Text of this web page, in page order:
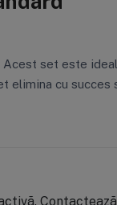
set este
elimina cu succes